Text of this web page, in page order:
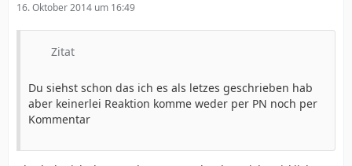
16. Oktober 2014 um 16:49
Zitat
Du siehst schon das ich es als letzes geschrieben hab
aber keinerlei Reaktion komme weder per PN noch per
Kommentar